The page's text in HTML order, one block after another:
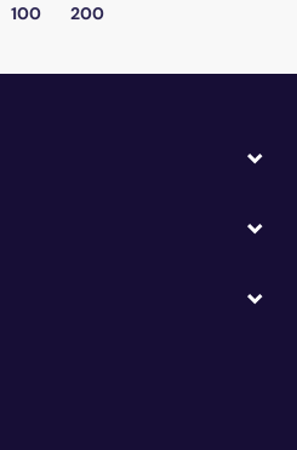
100 200